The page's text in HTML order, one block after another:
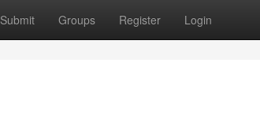
Submit Groups Register Login